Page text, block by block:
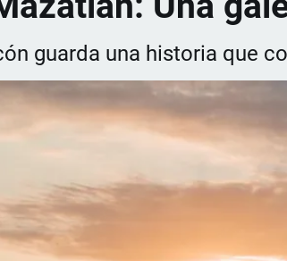
guarda una historia que